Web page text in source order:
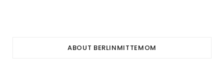
ABOUT BERLINMITTEMOM